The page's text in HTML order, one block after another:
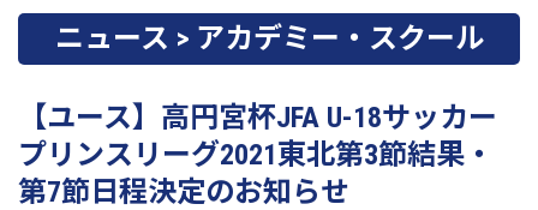
ニュース > アカデミー・スクール
【ユース】高円宮杯JFA U-18サッカー
プリンスリーグ2021東北第3節結果・
第7節日程決定のお知らせ